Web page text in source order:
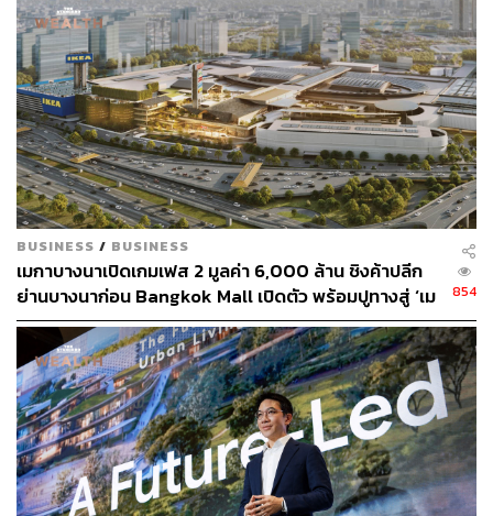
วุฒิเกียรติกล่าวต่อไปว่า คอมมูนิตี้ของ CPN จะมีร้านสตรีต
ฟู้ดที่แข็งแรงมาก ทำคล้ายกับตลาดสด มีทั้ง Ready-to-Eat
ซื้อกลับบ้าน และเดลิเวอรี พื้นที่เหล่านี้มีผลดีกับคู่ค้า เพราะ
ลงทุนต่ำ ไม่ต้องแต่งร้านมากก็สามารถเปิดขายได้แล้ว จากนี้
โมเดลไหนทำแล้วดีก็จะทำต่อ CPN เป็นนักพัฒนาอยู่แล้ว
ทั้งนี้ Market Place สาขาเทพรักษ์จะมีอนาคตที่สดใส เพราะ
บริเวณโดยรอบมีโครงการที่อยู่อาศัยกว่า 174,000 ยูนิต มี
อัตราการเพิ่มจำนวน 2.4% ต่อปี และมีประชากรอาศัยอยู่กว่า
4 แสนคน ส่วนใหญ่อาศัยอยู่กันเป็นครอบครัวและมีกำลังซื้อ
สูง ซึ่งจะตอบโจทย์ในแง่ของความสะดวกสบายมากขึ้น
แถมยังสอดคล้องกับความต้องการของคนเมืองที่มีเวลาจำกัด
และอยากจะใช้เวลาหลังเลิกงานให้เป็นประโยชน์ แตกต่าง
จากการเดินศูนย์การค้าที่ต้องใช้เวลามากกว่า
อย่างไรก็ตาม บริษัทตั้งเป้ารายได้จากธุรกิจคอมมูนิตี้มอลล์
โตเฉลี่ย 3-5% และเชื่อว่าทั้งหมดจะช่วยสร้างความแข็งแกร่ง
ของ Ecosystem ให้เซ็นทรัลพัฒนาเติบโตได้อย่างยั่งยืนต่อไป
BUSINESS / BUSINESS
เมกาบางนาเปิดเกมเฟส 2 มูลค่า 6,000 ล้าน ชิงค้าปลีก
ย่านบางนาก่อน Bangkok Mall เปิดตัว พร้อมปูทางสู่ ‘เม
กาซิตี้’ 70,000 ล้าน
854